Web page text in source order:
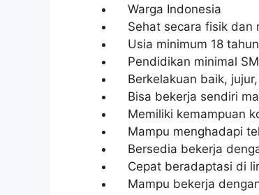
Warga Indonesia
Sehat secara fisik dan
Usia minimum 18 tahun
Pendidikan minimal
Berkelakuan baik,
Bisa bekerja sendiri
Memiliki kemampuan
Mampu menghadapi
Bersedia bekerja
Cepat beradaptasi di
Mampu bekerja